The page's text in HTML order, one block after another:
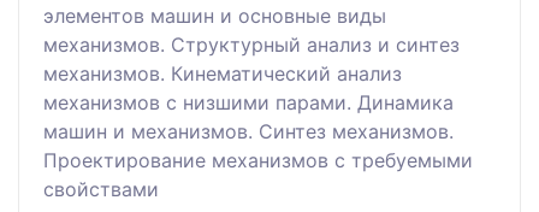
элементов машин и основные виды
механизмов. Структурный анализ и синтез
механизмов. Кинематический анализ
механизмов с низшими парами. Динамика
машин и механизмов. Синтез механизмов.
Проектирование механизмов с требуемыми
свойствами